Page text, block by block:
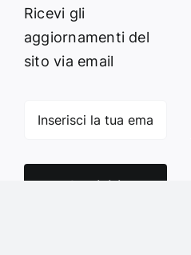
Ricevi gli
aggiornamenti del
sito via email
Iscriviti